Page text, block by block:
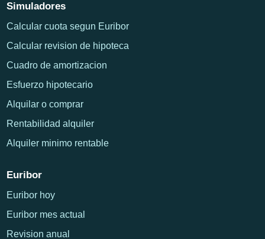
Simuladores
Calcular cuota segun Euribor
Calcular revision de hipoteca
Cuadro de amortizacion
Esfuerzo hipotecario
Alquilar o comprar
Rentabilidad alquiler
Alquiler minimo rentable
Euribor
Euribor hoy
Euribor mes actual
Revision anual